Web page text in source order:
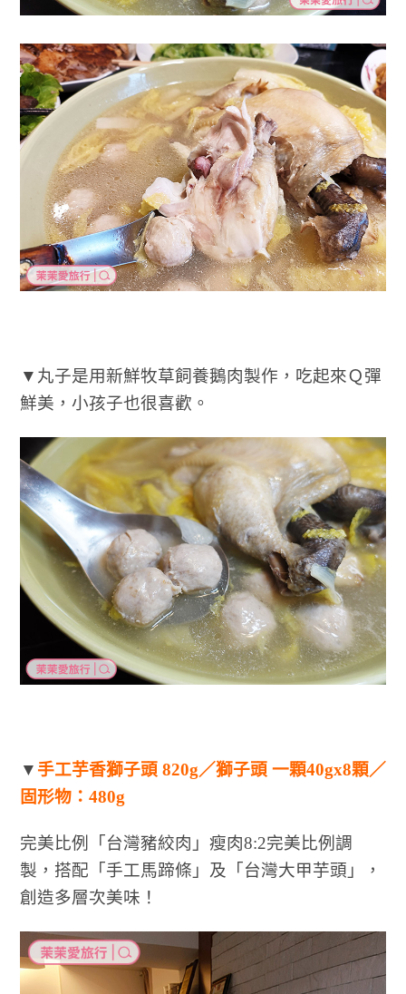
▼丸子是用新鮮牧草飼養鵝肉製作，吃起來Ｑ彈
鮮美，小孩子也很喜歡。
▼ 手工芋香獅子頭 820g／獅子頭 一顆40gx8顆／
固形物：480g
完美比例「台灣豬絞肉」瘦肉8:2完美比例調
製，搭配「手工馬蹄條」及「台灣大甲芋頭」，
創造多層次美味！